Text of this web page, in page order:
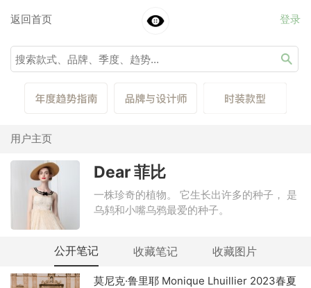
返回首页 登录
用户主页
Dear 菲比
一株珍奇的植物。 它生长出许多的种子， 是
乌鸫和小嘴乌鸦最爱的种子。
公开笔记 收藏笔记 收藏图片
莫尼克·鲁里耶 Monique Lhuillier 2023春夏